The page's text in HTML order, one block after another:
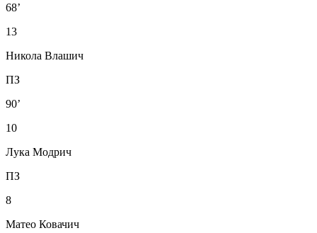
68’
13
Никола Влашич
ПЗ
90’
10
Лука Модрич
ПЗ
8
Матео Ковачич